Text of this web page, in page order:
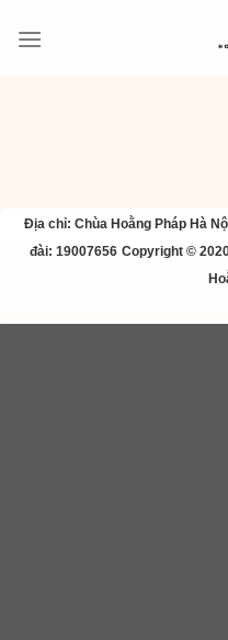
Địa chỉ: Chùa Hoằng Pháp Hà
đài: 19007656 Copyright ©